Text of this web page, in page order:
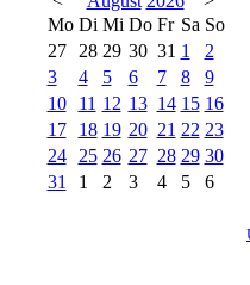
Mo Di Mi Do Fr Sa So
27
28 29 30 31 1
2
3
4 5 6 7 8
9
10
11 12 13 14 15 16
17
18 19 20 21 22 23
24
25 26 27 28 29 30
31
1 2 3 4 5 6